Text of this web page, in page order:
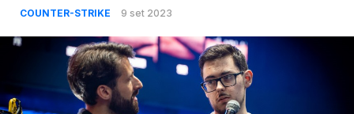
COUNTER-STRIKE 9 set 2023